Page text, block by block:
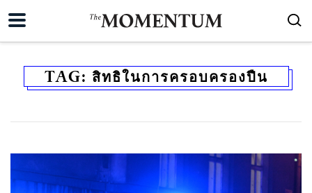
TAG: สิทธิในการครอบครองปืน